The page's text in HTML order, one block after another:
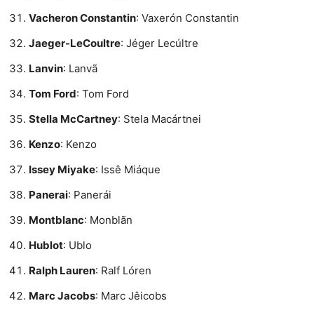
Vacheron Constantin: Vaxerón Constantin
Jaeger-LeCoultre: Jéger Lecúltre
Lanvin: Lanvã
Tom Ford: Tom Ford
Stella McCartney: Stela Macártnei
Kenzo: Kenzo
Issey Miyake: Issê Miáque
Panerai: Panerái
Montblanc: Monblãn
Hublot: Ublo
Ralph Lauren: Ralf Lóren
Marc Jacobs: Marc Jêicobs